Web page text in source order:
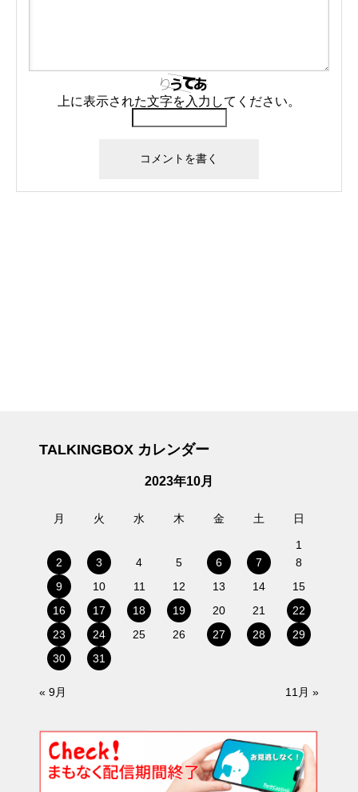
上に表示された文字を入力してください。
TALKINGBOX カレンダー
2023年10月
月 火 水 木 金 土 日
1
2
3 4 5 6 7
8
9
10 11 12 13 14
15
16
17 18 19 20 21
22
23
24 25 26 27 28
29
30
31
« 9月 11月 »